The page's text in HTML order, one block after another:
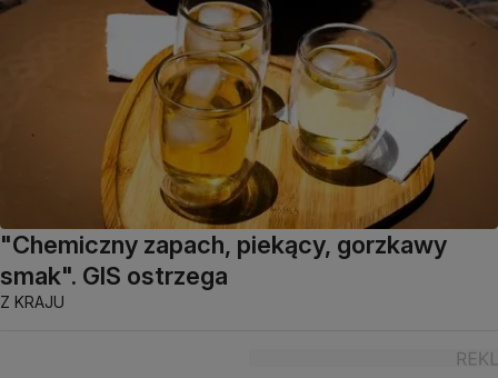
"Chemiczny zapach, piekący, gorzkawy
smak". GIS ostrzega
Z KRAJU